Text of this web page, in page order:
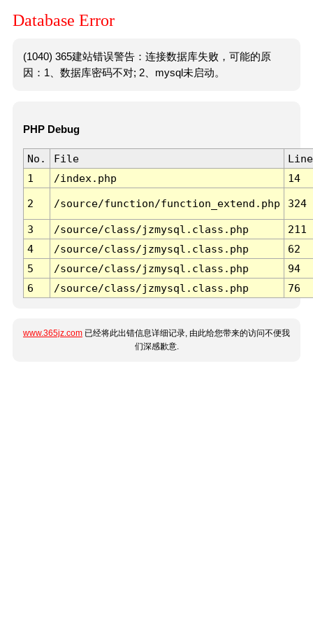
Database Error
(1040) 365建站错误警告：连接数据库失败，可能的原
因：1、数据库密码不对; 2、mysql未启动。
PHP Debug
No. File
Line
1
/index.php 14
2 /source/function/function_extend.php 324
3 /source/class/jzmysql.class.php
211
4
/source/class/jzmysql.class.php
62
5
/source/class/jzmysql.class.php
94
6
/source/class/jzmysql.class.php 76
www.365jz.com 已经将此出错信息详细记录, 由此给您带来的访问不便我
们深感歉意.